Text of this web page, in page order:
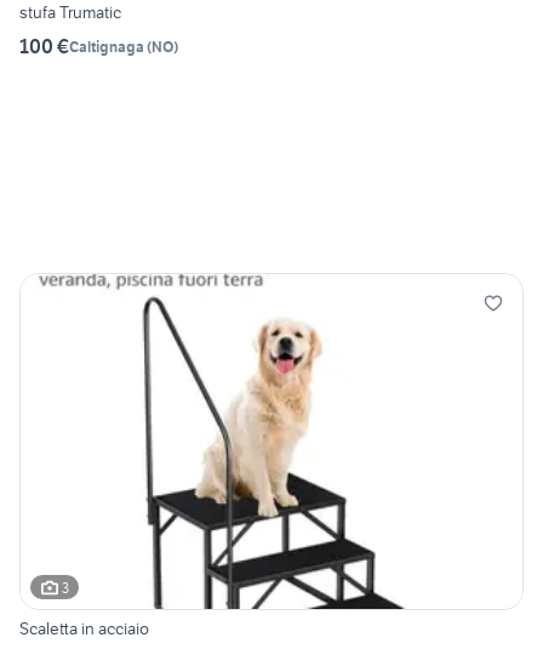
stufa Trumatic
100 €Caltignaga (NO)
3
Scaletta in acciaio